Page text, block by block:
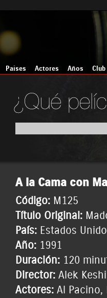
Países Actores Años Club
A la Cama con
Código: M125
Título Original:
País: Estados
Año: 1991
Duración: 120
Director: Alek
Actores: Al Pacino,